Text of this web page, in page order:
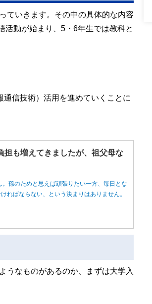
ていきます。その中の具体的な内容
活動が始まり、5・6年生では教科と
信技術）活用を進めていくことに
担も増えてきましたが、祖父母な
孫のためと思えば頑張りたい一方、毎日とな
ればならない、という決まりはありません。
うなものがあるのか、まずは大学入